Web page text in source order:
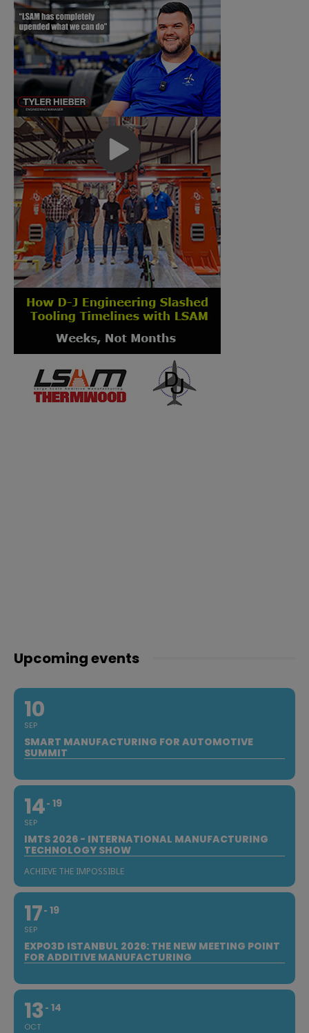
Upcoming events
10
SEP
SMART MANUFACTURING FOR AUTOMOTIVE
SUMMIT
14
SEP
19
IMTS 2026 - INTERNATIONAL MANUFACTURING
TECHNOLOGY SHOW
ACHIEVE THE IMPOSSIBLE
17
SEP
19
EXPO3D ISTANBUL 2026: THE NEW MEETING POINT
FOR ADDITIVE MANUFACTURING
13
OCT
14